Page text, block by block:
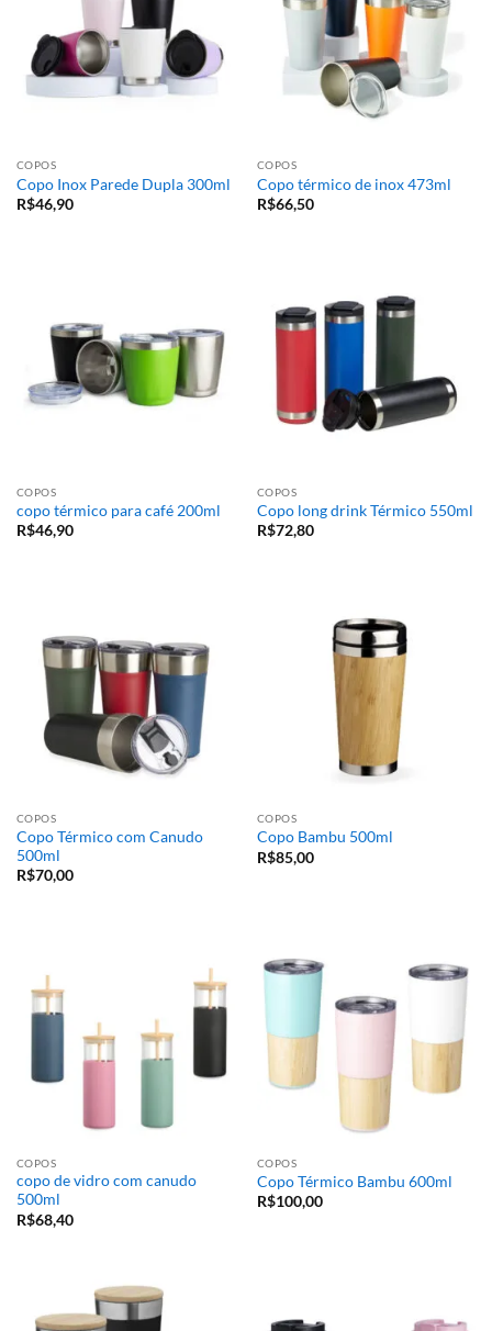
COPOS
Copo Inox Parede Dupla 300ml
R$46,90
COPOS
Copo térmico de inox 473ml
R$66,50
COPOS
copo térmico para café 200ml
R$46,90
COPOS
Copo long drink Térmico 550ml
R$72,80
COPOS
Copo Térmico com Canudo
500ml
R$70,00
COPOS
Copo Bambu 500ml
R$85,00
COPOS
copo de vidro com canudo
500ml
R$68,40
COPOS
Copo Térmico Bambu 600ml
R$100,00